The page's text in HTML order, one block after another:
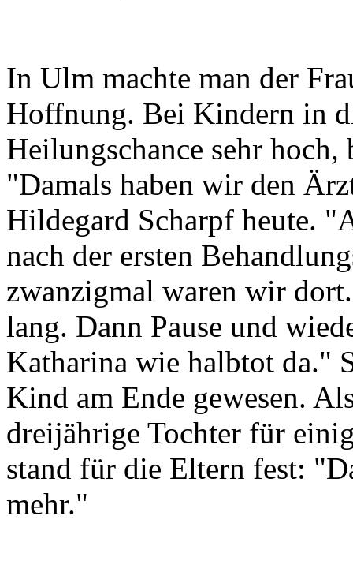
In Ulm machte man der
Hoffnung. Bei Kindern in
Heilungschance sehr
"Damals haben wir den
Hildegard Scharpf heute.
nach der ersten
zwanzigmal waren wir
lang. Dann Pause und
Katharina wie halbtot da."
Kind am Ende gewesen.
dreijährige Tochter für
stand für die Eltern fest:
mehr."